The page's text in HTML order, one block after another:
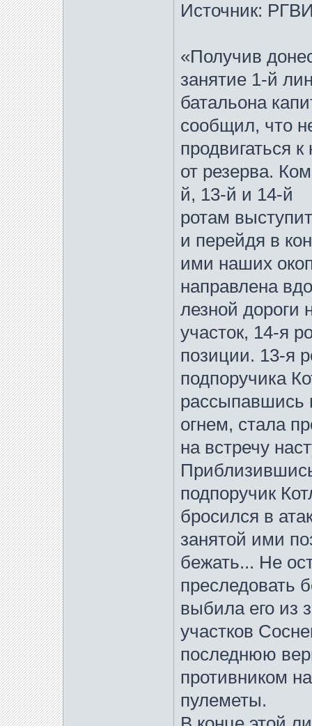
Источник:
«Получив
занятие 1-й
батальона
сообщил, что
продвигаться
от резерва.
й, 13-й и 14-й
ротам
и перейдя в
ими наших
направлена
лезной дороги
участок, 14-я
позиции. 13-я
подпоручика
рассыпавшись
огнем, стала
на встречу
подпоручик
бросился в
занятой ими
бежать... Не
преследовать
выбила его из
участков
последнюю
противником
пулеметы.